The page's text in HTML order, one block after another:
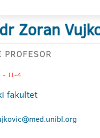
Zoran
PROFESOR
- II-4
fakultet